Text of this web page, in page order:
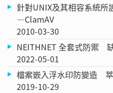
針對UNIX及其相容系統
—ClamAV
2010-03-30
NEITHNET 全套式防禦
2022-05-01
檔案嵌入浮水印防變造
2019-10-29